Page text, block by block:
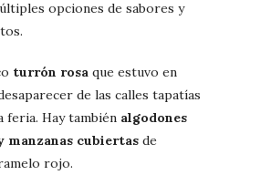
opciones de sabores y
turrón rosa que estuvo en
de las calles tapatías
feria. Hay también algodones
manzanas cubiertas de
rojo.